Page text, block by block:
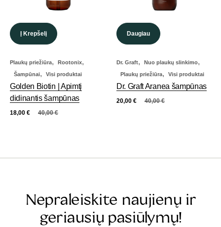
Į Krepšelį
Plaukų priežiūra, Rootonix,
Šampūnai, Visi produktai
Golden Biotin | Apimtį
didinantis šampūnas
40,00€
18,00 €
Daugiau
Dr. Graft, Nuo plaukų slinkimo,
Plaukų priežiūra, Visi produktai
Dr. Graft Aranea šampūnas
40,00€
20,00 €
Nepraleiskite naujienų ir
geriausių pasiūlymų!